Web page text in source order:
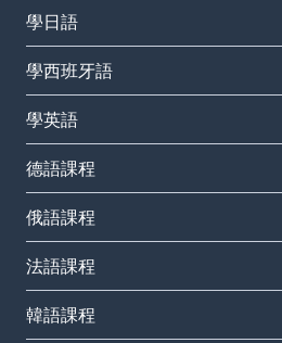
學日語
學西班牙語
學英語
德語課程
俄語課程
法語課程
韓語課程